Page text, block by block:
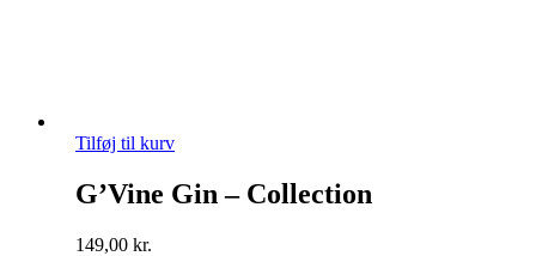
Tilføj til kurv
G’Vine Gin – Collection
149,00 kr.